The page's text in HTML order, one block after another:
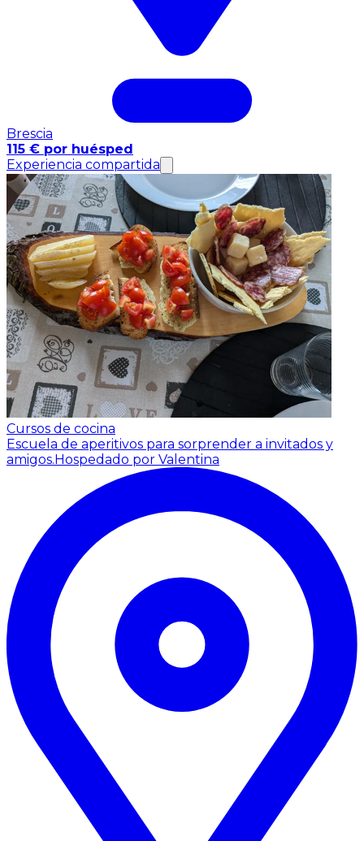
Brescia
115 € por huésped
Experiencia compartida
Cursos de cocina
Escuela de aperitivos para sorprender a invitados y
amigos.Hospedado por Valentina